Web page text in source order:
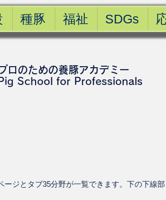
種豚 福祉 SDGs
ロのための養豚アカデミー
​Pig School for Professionals
ジとタブ35分野が一覧できます。下の下線